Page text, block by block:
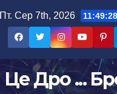
Пт. Сер 7th, 2026
Це Дро ...